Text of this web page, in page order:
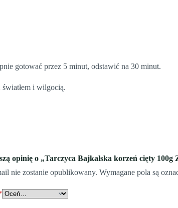
gotować przez 5 minut, odstawić na 30 minut.
i wilgocią.
opinię o „Tarczyca Bajkalska korzeń cięty 100g
nie zostanie opublikowany. Wymagane pola są